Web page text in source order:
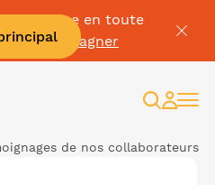
en toute
accompagner
de nos collaborateurs